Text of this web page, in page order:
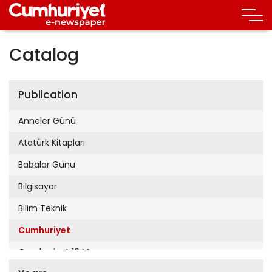
Catalog
Publication
Anneler Günü
Atatürk Kitapları
Babalar Günü
Bilgisayar
Bilim Teknik
Cumhuriyet
Cumhuriyet 19 Mayıs